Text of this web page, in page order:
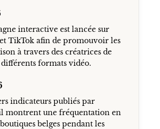
interactive est lancée sur
TikTok afin de promouvoir les
à travers des créatrices de
formats vidéo.
indicateurs publiés par
montrent une fréquentation en
belges pendant les